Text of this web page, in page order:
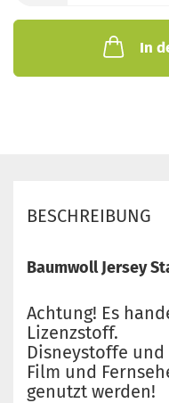
In
BESCHREIBUNG
Baumwoll Jersey
Achtung! Es
Lizenzstoff.
Disneystoffe
Film und
genutzt werden!